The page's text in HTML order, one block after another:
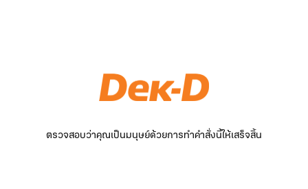
ตรวจสอบว่าคุณเป็นมนุษย์ด้วยการทำคำสั่งนี้ให้เสร็จสิ้น